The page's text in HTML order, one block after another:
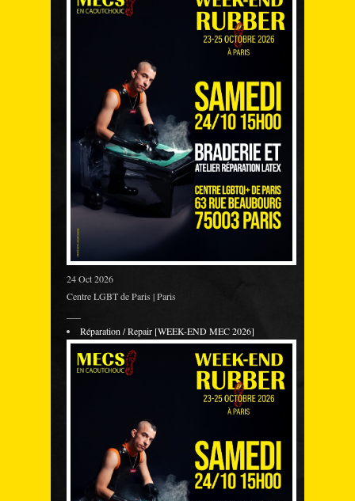
24 Oct 2026
Centre LGBT de Paris | Paris
Réparation / Repair [WEEK-END MEC 2026]